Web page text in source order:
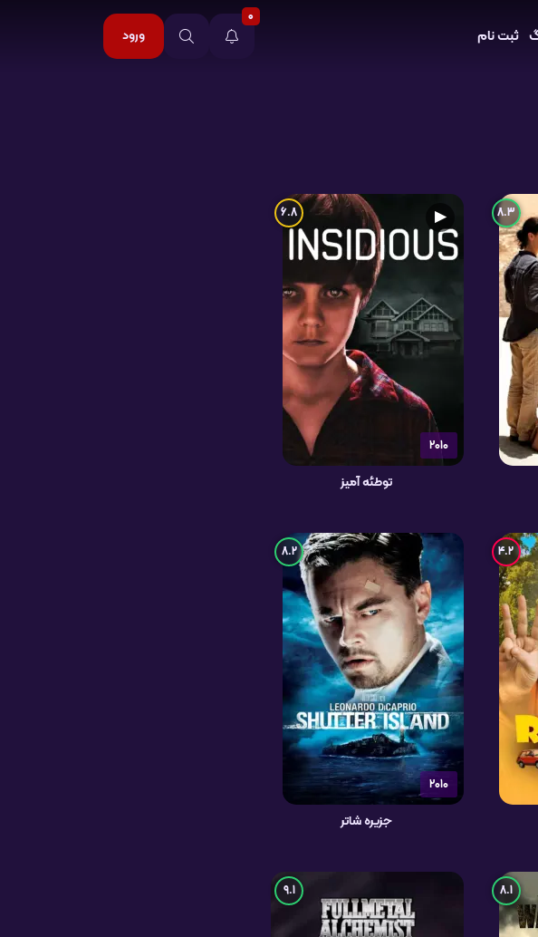
ثبت نام
0
ورود
8.3
2010
▶
6.8
توطئه آمیز
4.2
2010
8.2
جزیره شاتر
8.1
9.1